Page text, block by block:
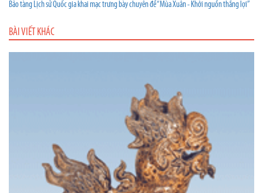
Bảo tàng Lịch sử Quốc gia khai mạc trưng bày chuyên đề “Mùa Xuân - Khởi nguồn thắng lợi”
BÀI VIẾT KHÁC